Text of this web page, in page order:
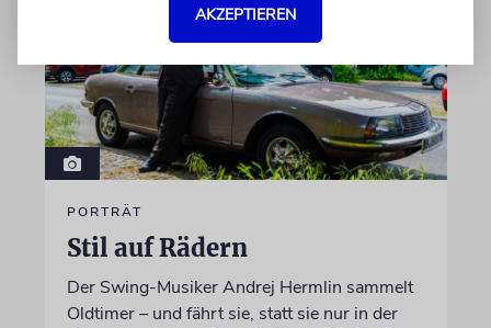
PORTRÄT
Stil auf Rädern
Der Swing-Musiker Andrej Hermlin sammelt
Oldtimer – und fährt sie, statt sie nur in der
AKZEPTIEREN